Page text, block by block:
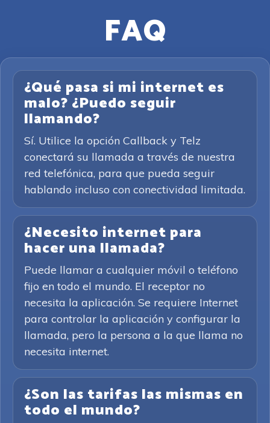
FAQ
¿Qué pasa si mi internet es
malo? ¿Puedo seguir
llamando?
Sí. Utilice la opción Callback y Telz
conectará su llamada a través de nuestra
red telefónica, para que pueda seguir
hablando incluso con conectividad limitada.
¿Necesito internet para
hacer una llamada?
Puede llamar a cualquier móvil o teléfono
fijo en todo el mundo. El receptor no
necesita la aplicación. Se requiere Internet
para controlar la aplicación y configurar la
llamada, pero la persona a la que llama no
necesita internet.
¿Son las tarifas las mismas en
todo el mundo?